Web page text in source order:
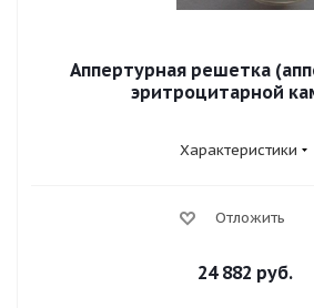
Аппертурная решетка
эритроцитарной
Характеристики
Отложить
24 882 руб.